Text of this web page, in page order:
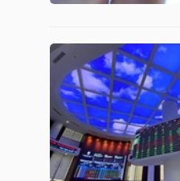
SECTOR
NĂNG
LƯỢNG